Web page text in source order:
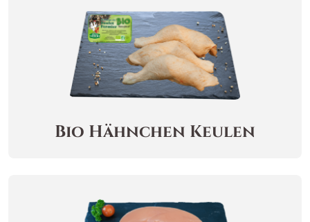
Bio Hähnchen Keulen